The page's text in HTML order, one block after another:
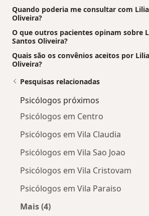
Quando poderia me consultar com
Oliveira?
O que outros pacientes opinam sobre
Santos Oliveira?
Quais são os convênios aceitos por
Oliveira?
Pesquisas relacionadas
Psicólogos próximos
Psicólogos em Centro
Psicólogos em Vila Claudia
Psicólogos em Vila Sao Joao
Psicólogos em Vila Cristovam
Psicólogos em Vila Paraiso
Mais (4)